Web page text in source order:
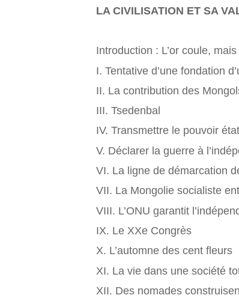
LA CIVILISATION ET SA
Introduction : L’or coule,
I. Tentative d’une fondation
II. La contribution des
III. Tsedenbal
IV. Transmettre le pouvoir
V. Déclarer la guerre à
VI. La ligne de démarcation
VII. La Mongolie socialiste
VIII. L’ONU garantit
IX. Le XXe Congrès
X. L’automne des cent fleurs
XI. La vie dans une société
XII. Des nomades